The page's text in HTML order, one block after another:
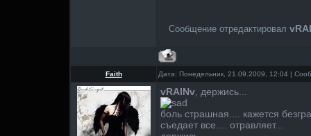
Сообщение отредактировал
Faith Дата: Понедельник, 21.09.2009, 12:04 |
vRAINv , держись...
боль страшная.... кажется
съедает все.... отравляет...